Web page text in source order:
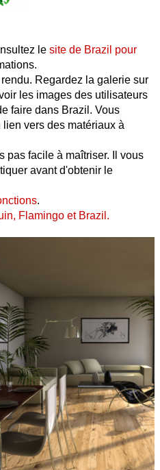
le site de Brazil pour
Regardez la galerie sur
les images des utilisateurs
faire dans Brazil. Vous
vers des matériaux à
pas facile à maîtriser. Il vous
avant d'obtenir le
.
Flamingo et Brazil.